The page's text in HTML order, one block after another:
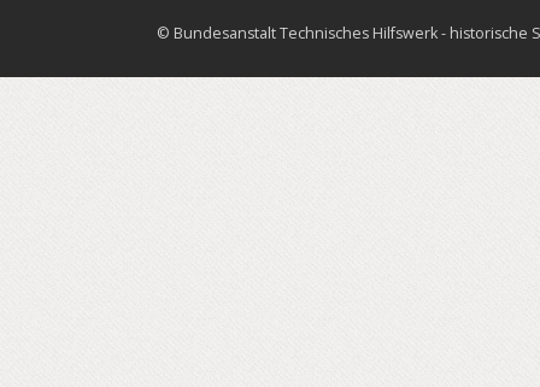
© Bundesanstalt Technisches Hilfswerk - historische